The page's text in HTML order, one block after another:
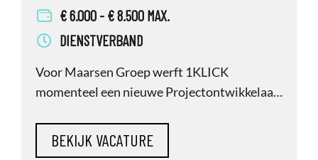
€ 6.000 - € 8.500 MAX.
DIENSTVERBAND
Voor Maarsen Groep werft 1KLICK
momenteel een nieuwe Projectontwikkelaar.
vastgoedontwikkelaar en -belegger met een
rijke historie en een innovatieve blik op de